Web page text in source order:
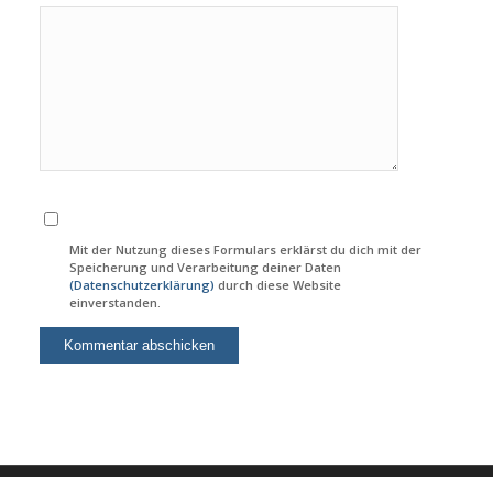
Mit der Nutzung dieses Formulars erklärst du dich mit der
Speicherung und Verarbeitung deiner Daten
(Datenschutzerklärung) durch diese Website
einverstanden.